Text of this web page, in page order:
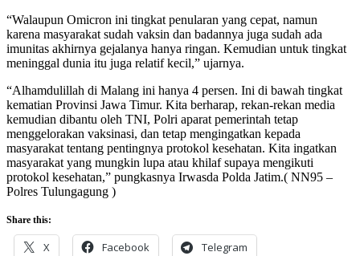
“Walaupun Omicron ini tingkat penularan yang cepat, namun
karena masyarakat sudah vaksin dan badannya juga sudah ada
imunitas akhirnya gejalanya hanya ringan. Kemudian untuk tingkat
meninggal dunia itu juga relatif kecil,” ujarnya.
“Alhamdulillah di Malang ini hanya 4 persen. Ini di bawah tingkat
kematian Provinsi Jawa Timur. Kita berharap, rekan-rekan media
kemudian dibantu oleh TNI, Polri aparat pemerintah tetap
menggelorakan vaksinasi, dan tetap mengingatkan kepada
masyarakat tentang pentingnya protokol kesehatan. Kita ingatkan
masyarakat yang mungkin lupa atau khilaf supaya mengikuti
protokol kesehatan,” pungkasnya Irwasda Polda Jatim.( NN95 –
Polres Tulungagung )
Share this:
X Facebook Telegram